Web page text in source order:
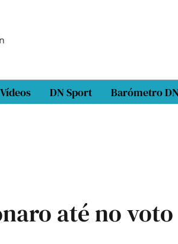
Vídeos DN Sport Barómetro
até no voto